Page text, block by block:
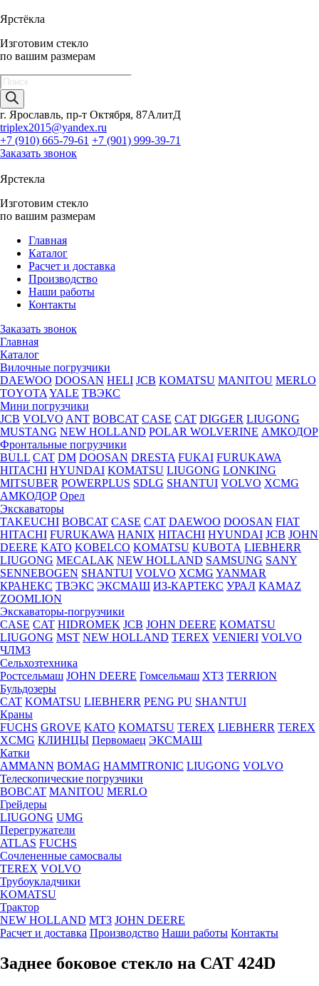
Ярстёкла
Изготовим стекло
по вашим размерам
Поиск
товаров
г. Ярославль, пр-т Октября, 87АлитД
triplex2015@yandex.ru
+7 (910) 665-79-61 +7 (901) 999-39-71
Заказать звонок
Ярстекла
Изготовим стекло
по вашим размерам
Главная
Каталог
Расчет и доставка
Производство
Наши работы
Контакты
Заказать звонок
Главная
Каталог
Вилочные погрузчики
DAEWOO DOOSAN HELI JCB KOMATSU MANITOU MERLO
TOYOTA YALE ТВЭКС
Мини погрузчики
JCB VOLVO ANT BOBCAT CASE CAT DIGGER LIUGONG
MUSTANG NEW HOLLAND POLAR WOLVERINE АМКОДОР
Фронтальные погрузчики
BULL CAT DM DOOSAN DRESTA FUKAI FURUKAWA
HITACHI HYUNDAI KOMATSU LIUGONG LONKING
MITSUBER POWERPLUS SDLG SHANTUI VOLVO XCMG
АМКОДОР Орел
Экскаваторы
TAKEUCHI BOBCAT CASE CAT DAEWOO DOOSAN FIAT
HITACHI FURUKAWA HANIX HITACHI HYUNDAI JCB JOHN
DEERE KATO KOBELCO KOMATSU KUBOTА LIEBHERR
LIUGONG MECALAK NEW HOLLAND SAMSUNG SANY
SENNEBOGEN SHANTUI VOLVO XCMG YANMAR
КРАНЕКС ТВЭКС ЭКСМАШ ИЗ-КАРТЕКС УРАЛ KAMAZ
ZOOMLION
Экскаваторы-погрузчики
CASE CAT HIDROМEK JCB JOHN DEERE KOMATSU
LIUGONG MST NEW HOLLAND TEREX VENIERI VOLVO
ЧЛМЗ
Сельхозтехника
Ростсельмаш JOHN DEERE Гомсельмаш ХТЗ TERRION
Бульдозеры
CAT KOMATSU LIEBHERR PENG PU SHANTUI
Краны
FUCHS GROVE KATO KOMATSU TEREX LIEBHERR TEREX
XCMG КЛИНЦЫ Первомаец ЭКСМАШ
Катки
AMMANN BOMAG HAMMTRONIC LIUGONG VOLVO
Телескопические погрузчики
BOBCAT MANITOU MERLO
Грейдеры
LIUGONG UMG
Перегружатели
ATLAS FUCHS
Сочлененные самосвалы
TEREX VOLVO
Трубоукладчики
KOMATSU
Трактор
NEW HOLLAND МТЗ JOHN DEERE
Расчет и доставка Производство Наши работы Контакты
Заднее боковое стекло на САТ 424D